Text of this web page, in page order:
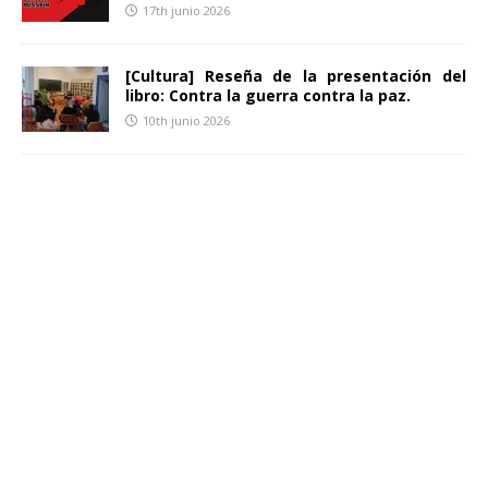
17th junio 2026
[Cultura] Reseña de la presentación del
libro: Contra la guerra contra la paz.
10th junio 2026